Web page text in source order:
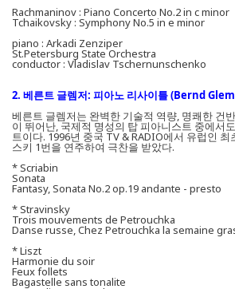
Rachmaninov : Piano Concerto No.2 in c minor
Tchaikovsky : Symphony No.5 in e minor
piano : Arkadi Zenziper
St.Petersburg State Orchestra
conductor : Vladislav Tschernunschenko
2. 베른트 글렘저: 피아노 리사이틀 (Bernd
베른트 글렘저는 완벽한 기술적 역량, 명쾌한 건
이 뛰어난, 국제적 명성의 탑 피아니스트 중에서
트이다. 1996년 중국 TV & RADIO에서 유럽인
스키 1번을 연주하여 극찬을 받았다.
* Scriabin
Sonata
Fantasy, Sonata No.2 op.19 andante - presto
* Stravinsky
Trois mouvements de Petrouchka
Danse russe, Chez Petrouchka la semaine
* Liszt
Harmonie du soir
Feux follets
Bagastelle sans tonalite